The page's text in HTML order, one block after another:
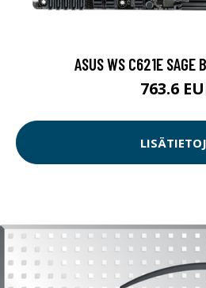
ASUS WS C621E SAGE
763.6